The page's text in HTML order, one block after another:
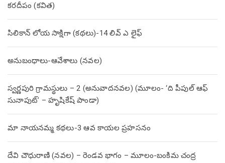
కరదీపం (కవిత)
సిలికాన్ లోయ సాక్షిగా (కథలు)-14 లివ్ ఎ లైఫ్
అనుబంధాలు-ఆవేశాలు (నవల)
స్వర్ణపురి గ్రామస్థులు – 2 (అనువాదనవల) (మూలం- ‘ది పీపుల్ ఆఫ్
సునాపుట్’ – హృషికేష్ పాండా)
మా నాయనమ్మ కథలు-3 ఆవ కాయల ప్రహసనం
దేవి చౌధురాణి (నవల) – రెండవ భాగం – మూలం-బంకిమ చంద్ర